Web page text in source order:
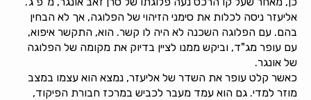
אליעזר ניסה לכלות את סימני הזיהוי של הפלוגה, אך לא הבחין
בהם. עם הפלוגה השכנה לא היה לו קשר. הוא, התקשר איפוא,
עם עופר מג"ד, וביקש ממנו לציין בדיוק את מקומה של הפלוגה
של אונגר.
כאשר קלט עופר את השדר של אליעזר, נמצא הוא עצמו במצב
מוזר למדי. גם הוא עמד מעבר לכביש במרכז חבורת הפיקוד,